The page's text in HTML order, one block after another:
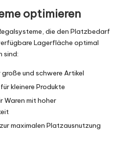
optimieren
die den Platzbedarf
Lagerfläche optimal
sind:
und schwere Artikel
kleinere Produkte
Waren mit hoher
maximalen Platzausnutzung